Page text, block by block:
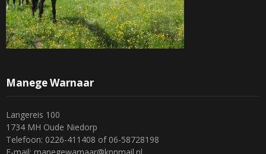
Manege Warnaar
Langereis 100
1734 MH Oude Niedorp
Telefoon: 0226-411408 of 06-58728198